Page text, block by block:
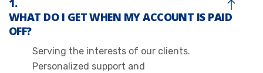
WHAT DO I GET WHEN MY ACCOUNT IS PAID
OFF?
Serving the interests of our clients.
Personalized support and